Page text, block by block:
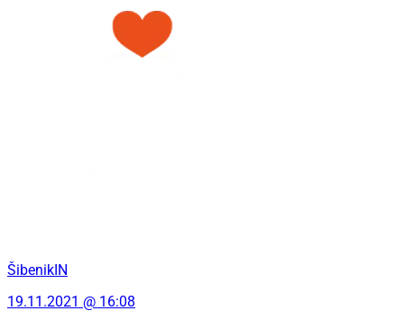
ŠibenikIN
19.11.2021 @ 16:08